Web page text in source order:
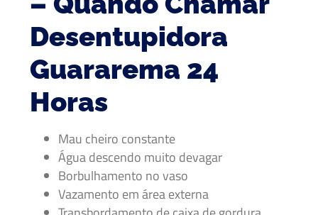
Desentupidora
Guararema 24
Horas
Mau cheiro constante
Água descendo muito devagar
Borbulhamento no vaso
Vazamento em área externa